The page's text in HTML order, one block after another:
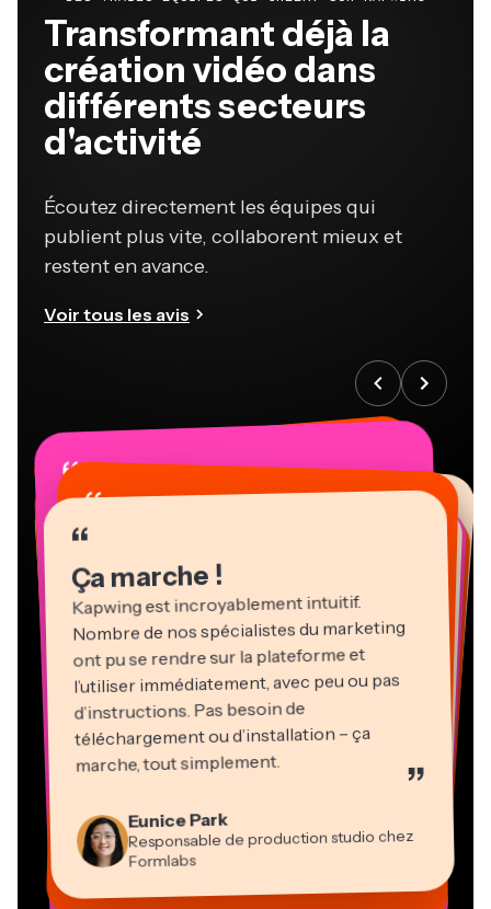
Transformant déjà la
création vidéo dans
différents secteurs
d'activité
Écoutez directement les équipes qui
publient plus vite, collaborent mieux et
restent en avance.
Voir tous les avis
“
Ça marche !
Kapwing est incroyablement intuitif.
Nombre de nos spécialistes du marketing
ont pu se rendre sur la plateforme et
l’utiliser immédiatement, avec peu ou pas
d’instructions. Pas besoin de
téléchargement ou d’installation – ça
marche, tout simplement. ”
Eunice Park
Responsable de production studio chez
Formlabs
“
Vannesia Darby
PDG de MOXIE Nashville
“
Grant Taleck
Cofondateur d’AuthentIQMarketing.com
Panos Papagapiou
Directeur associé chez EPATHLON
“
Kerry-lee Farla
Youtubeur
Gracie Peng
Directeur du contenu
“
Martin James
Éditeur vidéo
Heidi Rae
Pédagogie
“
Consultant
“
Mitch Rawlings
Freelance en services d’information
“
Dina Segovia
Travailleur en freelance virtuel